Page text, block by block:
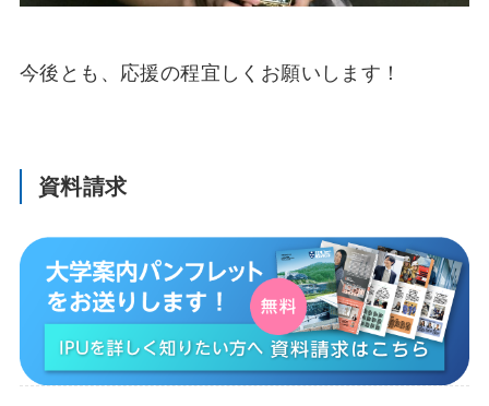
今後とも、応援の程宜しくお願いします！
資料請求